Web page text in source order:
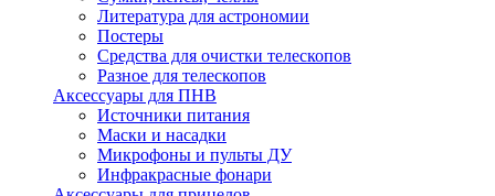
Литература для астрономии
Постеры
Средства для очистки телескопов
Разное для телескопов
Аксессуары для ПНВ
Источники питания
Маски и насадки
Микрофоны и пульты ДУ
Инфракрасные фонари